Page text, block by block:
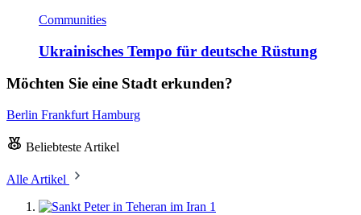
Communities
Ukrainisches Tempo für deutsche Rüstung
Möchten Sie eine Stadt erkunden?
Berlin Frankfurt Hamburg
Beliebteste Artikel
Alle Artikel
1